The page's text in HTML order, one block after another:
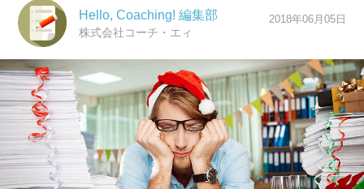
Hello, Coaching! 編集部
株式会社コーチ・エィ
2018年06月05日